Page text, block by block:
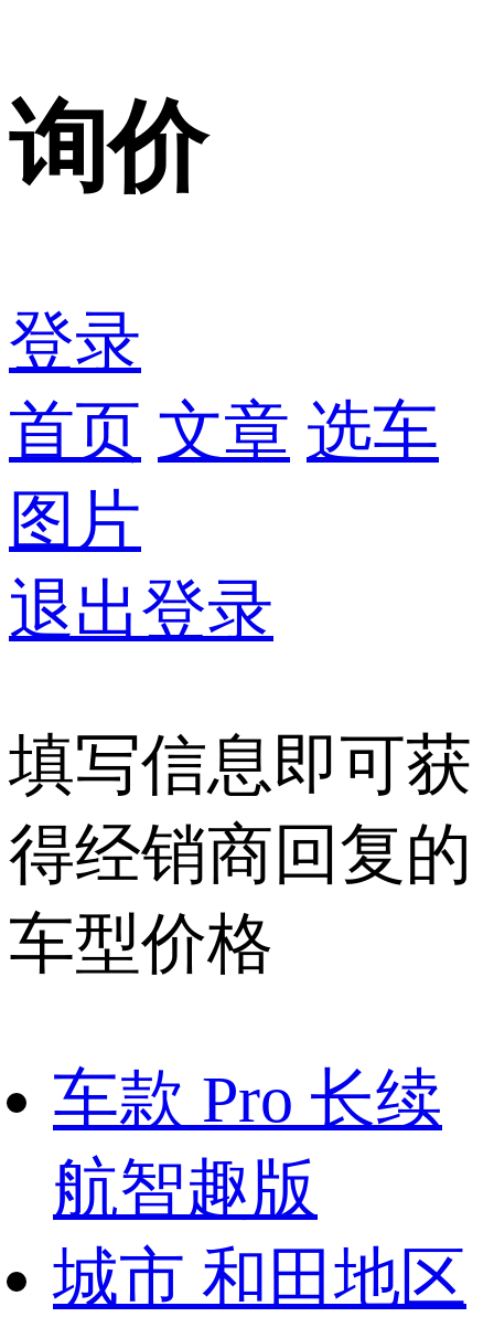
询价
登录
首页 文章 选车
图片
退出登录
填写信息即可获
得经销商回复的
车型价格
车款 Pro 长续
航智趣版
城市 和田地区